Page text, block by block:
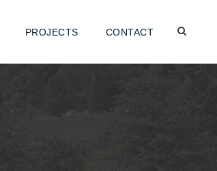
PROJECTS CONTACT